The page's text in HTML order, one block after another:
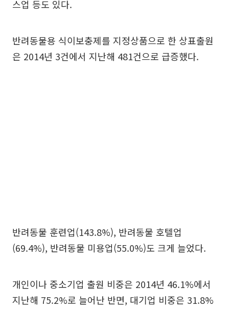
스업 등도 있다.
반려동물용 식이보충제를 지정상품으로 한 상표출원
은 2014년 3건에서 지난해 481건으로 급증했다.
반려동물 훈련업(143.8%), 반려동물 호텔업
(69.4%), 반려동물 미용업(55.0%)도 크게 늘었다.
개인이나 중소기업 출원 비중은 2014년 46.1%에서
지난해 75.2%로 늘어난 반면, 대기업 비중은 31.8%